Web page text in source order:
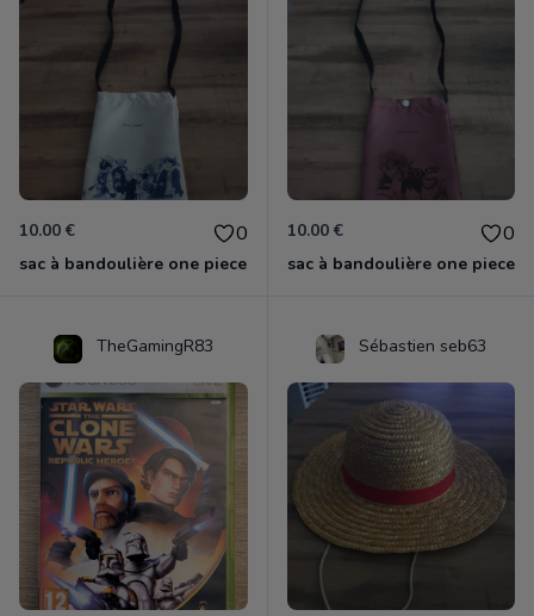
10.00 € 0
sac à bandoulière one piece
10.00 € 0
sac à bandoulière one piece
TheGamingR83 Sébastien seb63